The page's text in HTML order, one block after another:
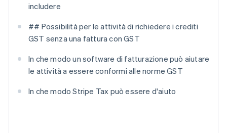
includere
## Possibilità per le attività di richiedere i crediti
GST senza una fattura con GST
In che modo un software di fatturazione può aiutare
le attività a essere conformi alle norme GST
In che modo Stripe Tax può essere d'aiuto